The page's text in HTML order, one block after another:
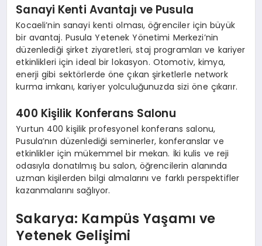
Sanayi Kenti Avantajı ve Pusula
Kocaeli’nin sanayi kenti olması, öğrenciler için büyük
bir avantaj. Pusula Yetenek Yönetimi Merkezi’nin
düzenlediği şirket ziyaretleri, staj programları ve kariyer
etkinlikleri için ideal bir lokasyon. Otomotiv, kimya,
enerji gibi sektörlerde öne çıkan şirketlerle network
kurma imkanı, kariyer yolculuğunuzda sizi öne çıkarır.
400 Kişilik Konferans Salonu
Yurtun 400 kişilik profesyonel konferans salonu,
Pusula’nın düzenlediği seminerler, konferanslar ve
etkinlikler için mükemmel bir mekan. İki kulis ve reji
odasıyla donatılmış bu salon, öğrencilerin alanında
uzman kişilerden bilgi almalarını ve farklı perspektifler
kazanmalarını sağlıyor.
Sakarya: Kampüs Yaşamı ve
Yetenek Gelişimi